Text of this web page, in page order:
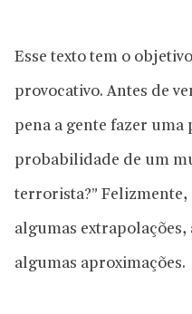
Esse texto tem o
provocativo. Antes de
pena a gente fazer uma
probabilidade de um
terrorista?” Felizmente,
algumas extrapolações,
algumas aproximações.